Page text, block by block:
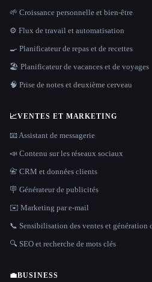
🌱 Croissance personnelle et bien-être
⚙️ Flux de travail et automatisation
🍳 Planificateur de repas et de recettes
🏖 Planificateur de vacances et de voyages
🧠 Prise de notes et deuxième cerveau
📈VENTES ET MARKETING
📧 Assistant de messagerie
📣 Contenu sur les réseaux sociaux
📇 CRM et données clients
🪧 Générateur de publicités
✉️ Marketing par e-mail
📞 Sensibilisation des ventes et génération
🔍 SEO et recherche de mots clés
💼BUSINESS